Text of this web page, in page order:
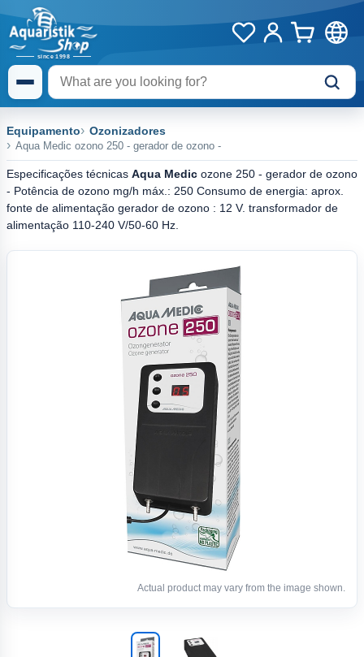
Equipamento Ozonizadores
Aqua Medic ozono 250 - gerador de ozono -
Especificações técnicas Aqua Medic ozone 250 - gerador de ozono
- Potência de ozono mg/h máx.: 250 Consumo de energia: aprox.
fonte de alimentação gerador de ozono : 12 V. transformador de
alimentação 110-240 V/50-60 Hz.
Actual product may vary from the image shown.